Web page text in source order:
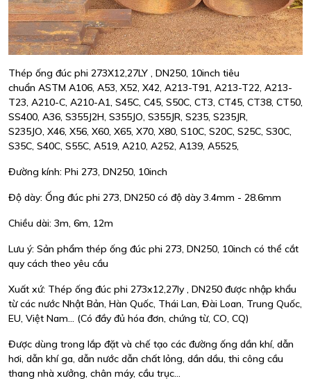
Thép ống đúc phi 273X12,27LY , DN250, 10inch tiêu
chuẩn ASTM A106, A53, X52, X42, A213-T91, A213-T22, A213-
T23, A210-C, A210-A1, S45C, C45, S50C, CT3, CT45, CT38, CT50,
SS400, A36, S355J2H, S355JO, S355JR, S235, S235JR,
S235JO, X46, X56, X60, X65, X70, X80, S10C, S20C, S25C, S30C,
S35C, S40C, S55C, A519, A210, A252, A139, A5525,
Đường kính: Phi 273, DN250, 10inch
Độ dày: Ống đúc phi 273, DN250 có độ dày 3.4mm - 28.6mm
Chiều dài: 3m, 6m, 12m
Lưu ý: Sản phẩm thép ống đúc phi 273, DN250, 10inch có thể cắt
quy cách theo yêu cầu
Xuất xứ: Thép ống đúc phi 273x12,27ly , DN250 được nhập khẩu
từ các nước Nhật Bản, Hàn Quốc, Thái Lan, Đài Loan, Trung Quốc,
EU, Việt Nam... (Có đầy đủ hóa đơn, chứng từ, CO, CQ)
Được dùng trong lắp đặt và chế tạo các đường ống dần khí, dẫn
hơi, dẫn khí ga, dẫn nước dẫn chất lỏng, dần dầu, thi công cầu
thang nhà xưởng, chân máy, cầu trục…